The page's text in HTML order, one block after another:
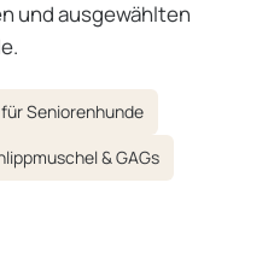
und ausgewählten
für Seniorenhunde
& GAGs